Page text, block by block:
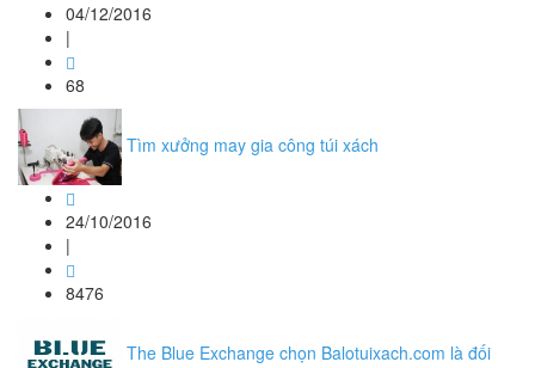
04/12/2016
|
68
Tìm xưởng may gia công túi xách
24/10/2016
|
8476
The Blue Exchange chọn Balotuixach.com là đối